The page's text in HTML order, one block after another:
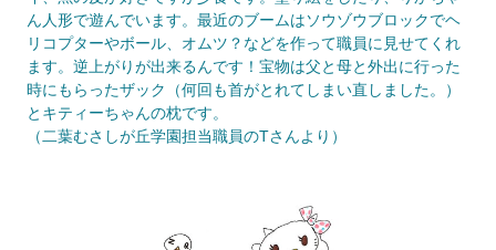
ん人形で遊んでいます。最近のブームはソウゾウブロックでヘ
リコプターやボール、オムツ？などを作って職員に見せてくれ
ます。逆上がりが出来るんです！宝物は父と母と外出に行った
時にもらったザック（何回も首がとれてしまい直しました。）
とキティーちゃんの枕です。
（二葉むさしが丘学園担当職員のTさんより）